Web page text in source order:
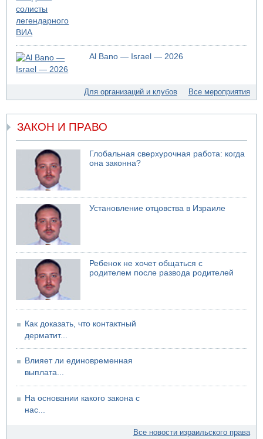
Al Bano — Israel — 2026
Для организаций и клубов Все мероприятия
ЗАКОН И ПРАВО
Глобальная сверхурочная работа: когда
она законна?
Установление отцовства в Израиле
Ребенок не хочет общаться с
родителем после развода родителей
Как доказать, что контактный
дерматит...
Влияет ли единовременная
выплата...
На основании какого закона с
нас...
Все новости израильского права